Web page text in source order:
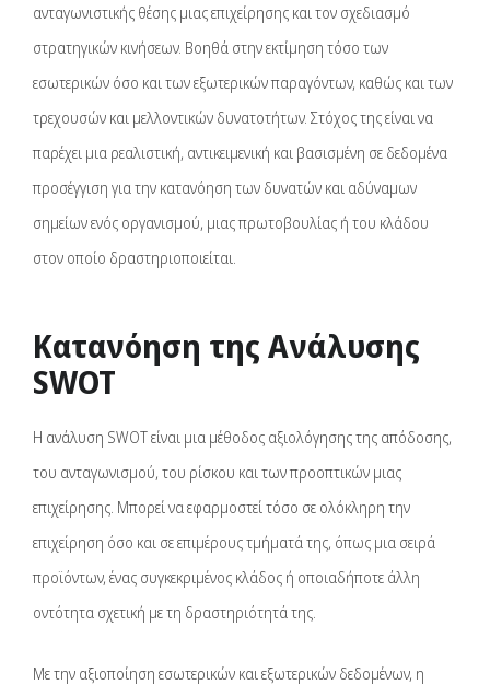
ανταγωνιστικής θέσης μιας επιχείρησης και τον σχεδιασμό
στρατηγικών κινήσεων. Βοηθά στην εκτίμηση τόσο των
εσωτερικών όσο και των εξωτερικών παραγόντων, καθώς και των
τρεχουσών και μελλοντικών δυνατοτήτων. Στόχος της είναι να
παρέχει μια ρεαλιστική, αντικειμενική και βασισμένη σε δεδομένα
προσέγγιση για την κατανόηση των δυνατών και αδύναμων
σημείων ενός οργανισμού, μιας πρωτοβουλίας ή του κλάδου
στον οποίο δραστηριοποιείται.
Κατανόηση της Ανάλυσης
SWOT
Η ανάλυση SWOT είναι μια μέθοδος αξιολόγησης της απόδοσης,
του ανταγωνισμού, του ρίσκου και των προοπτικών μιας
επιχείρησης. Μπορεί να εφαρμοστεί τόσο σε ολόκληρη την
επιχείρηση όσο και σε επιμέρους τμήματά της, όπως μια σειρά
προϊόντων, ένας συγκεκριμένος κλάδος ή οποιαδήποτε άλλη
οντότητα σχετική με τη δραστηριότητά της.
Με την αξιοποίηση εσωτερικών και εξωτερικών δεδομένων, η